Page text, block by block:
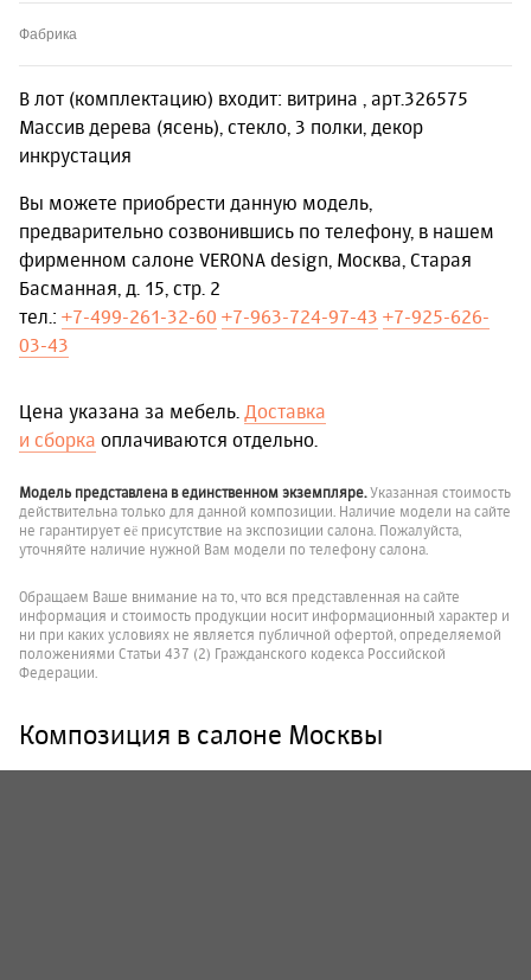
Фабрика
В лот (комплектацию) входит: витрина , арт.326575
Массив дерева (ясень), стекло, 3 полки, декор
инкрустация
Вы можете приобрести данную модель,
предварительно созвонившись по телефону, в нашем
фирменном салоне VERONA design, Москва, Старая
Басманная, д. 15, стр. 2
тел.: +7-499-261-32-60 +7-963-724-97-43 +7-925-626-
03-43
Цена указана за мебель. Доставка
и сборка оплачиваются отдельно.
Модель представлена в единственном экземпляре.Указанная стоимость
действительна только для данной композиции. Наличие модели на сайте
не гарантирует её присутствие на экспозиции салона. Пожалуйста,
уточняйте наличие нужной Вам модели по телефону салона.
Обращаем Ваше внимание на то, что вся представленная на сайте
информация и стоимость продукции носит информационный характер и
ни при каких условиях не является публичной офертой, определяемой
положениями Статьи 437 (2) Гражданского кодекса Российской
Федерации.
Композиция в салоне Москвы